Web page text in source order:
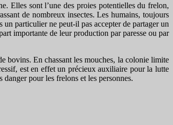
Elles sont l’une des proies potentielles du frelon,
de nombreux insectes. Les humains, toujours
un particulier ne peut-il pas accepter de partager un
importante de leur production par paresse ou par
bovins. En chassant les mouches, la colonie limite
est en effet un précieux auxiliaire pour la lutte
pour les frelons et les personnes.